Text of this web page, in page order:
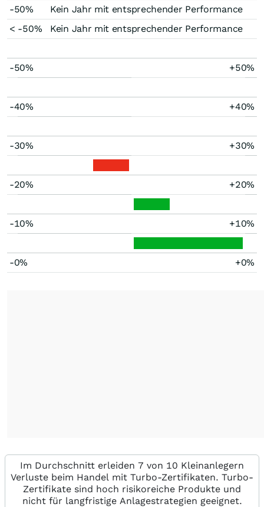
-50%
Kein Jahr mit entsprechender Performance
< -50%
Kein Jahr mit entsprechender Performance
-50% +50%
-40% +40%
-30% +30%
-20% +20%
-10% +10%
-0% +0%
Im Durchschnitt erleiden 7 von 10 Kleinanlegern
Verluste beim Handel mit Turbo-Zertifikaten. Turbo-
Zertifikate sind hoch risikoreiche Produkte und
nicht für langfristige Anlagestrategien geeignet.